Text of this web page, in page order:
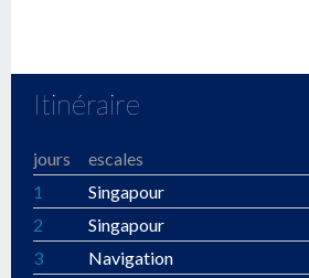
Itinéraire
jours escales
1
Singapour
2
Singapour
3
Navigation